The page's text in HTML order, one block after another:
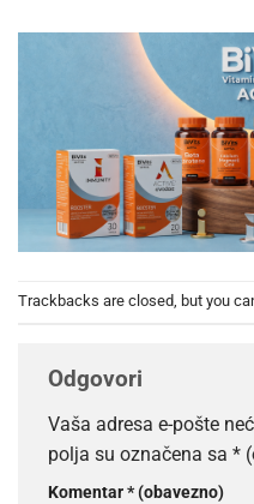
Trackbacks are closed, but you
Odgovori
Vaša adresa e-pošte
polja su označena sa *
Komentar* (obavezno)